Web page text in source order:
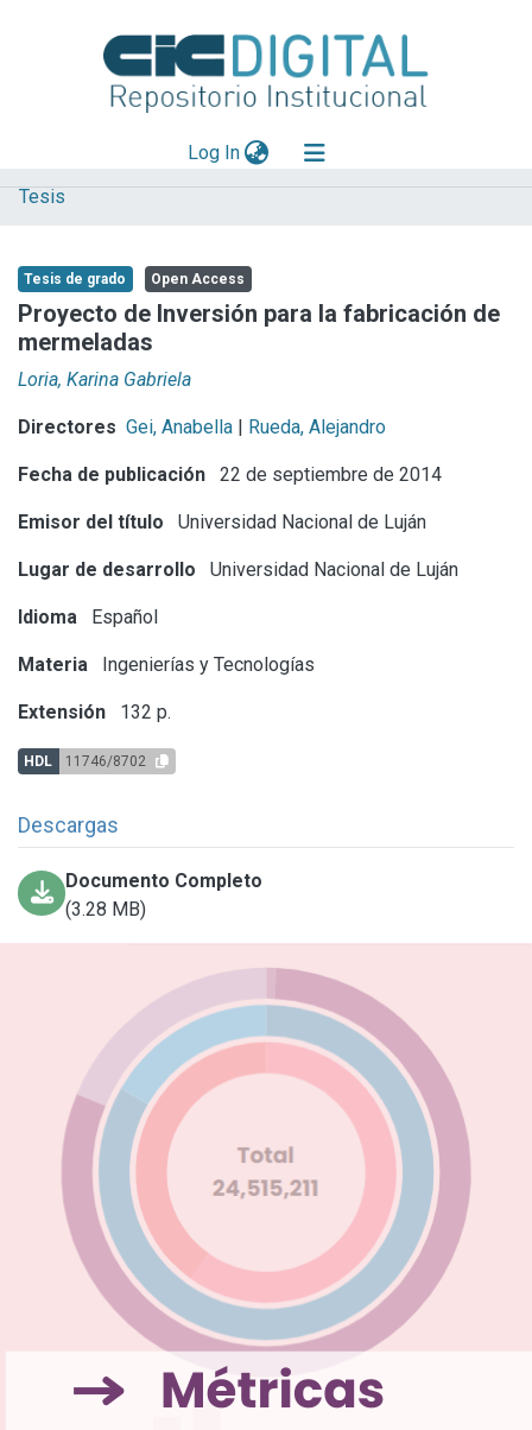
Log In(current)
Explorar
Aportar material
Statistics
Tesis
Tesis de grado Open Access
Proyecto de Inversión para la fabricación de
mermeladas
Loria, Karina Gabriela
Directores Gei, Anabella | Rueda, Alejandro
Fecha de publicación 22 de septiembre de 2014
Emisor del título Universidad Nacional de Luján
Lugar de desarrollo Universidad Nacional de Luján
Idioma Español
Materia Ingenierías y Tecnologías
Extensión 132 p.
HDL 11746/8702
Descargas
Documento Completo
(3.28 MB)